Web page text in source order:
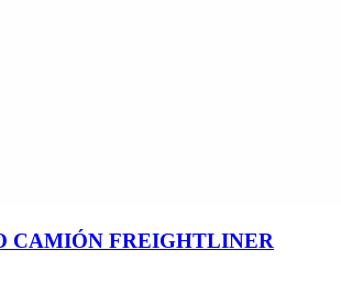
CAMIÓN FREIGHTLINER